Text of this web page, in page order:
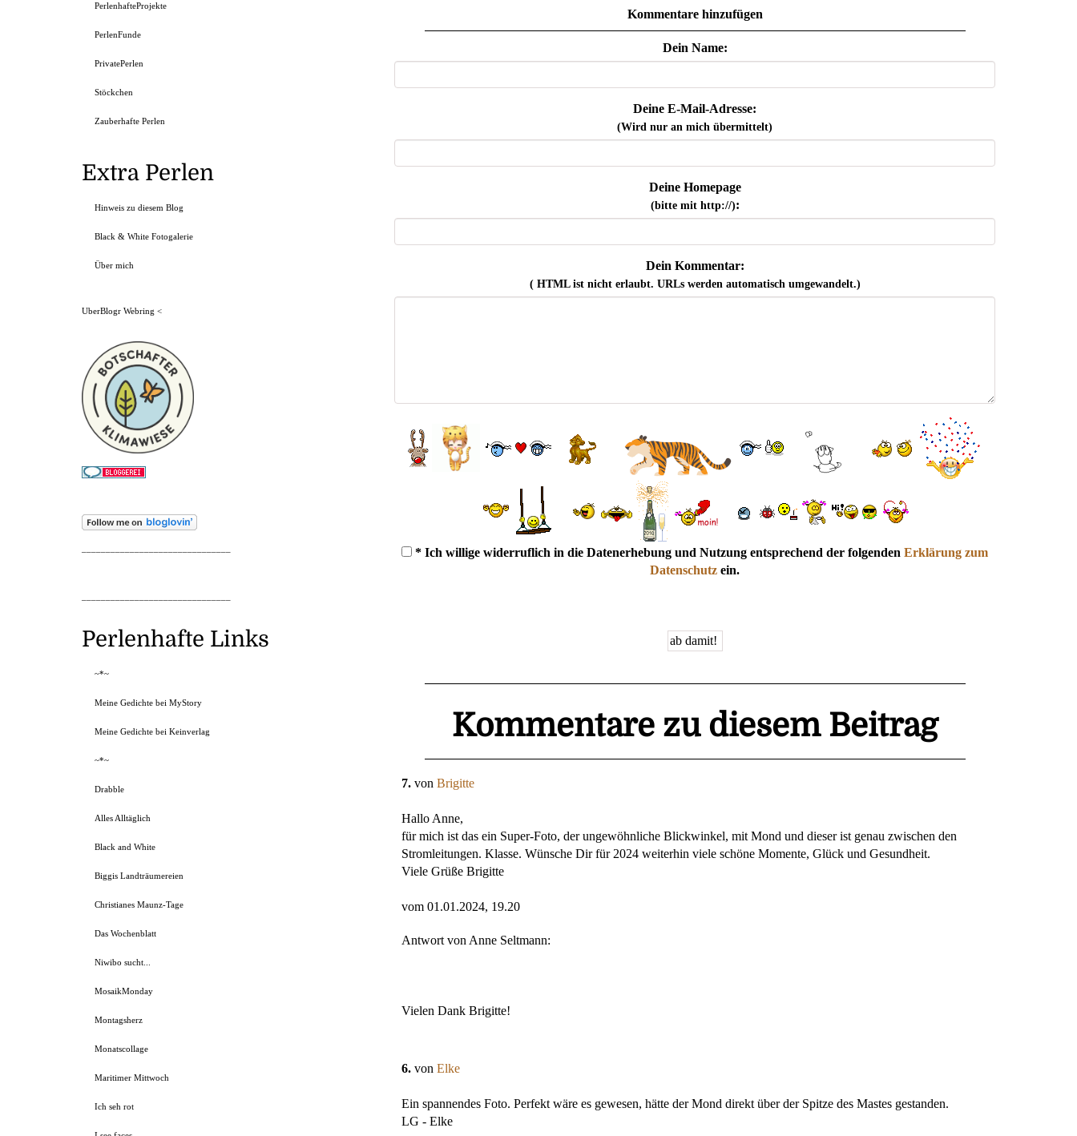
Kommentare hinzufügen
Dein Name:
Deine E-Mail-Adresse:
(Wird nur an mich übermittelt)
Deine Homepage
(bitte mit http://):
Dein Kommentar:
( HTML ist nichterlaubt. URLs werden automatisch umgewandelt.)
* Ich willige widerruflich in die Datenerhebung und Nutzung entsprechend der folgenden Erklärung zum
Datenschutz ein.
Kommentare zu diesem Beitrag
7. von Brigitte
Hallo Anne,
für mich ist das ein Super-Foto, der ungewöhnliche Blickwinkel, mit Mond und dieser ist genau zwischen den
Stromleitungen. Klasse. Wünsche Dir für 2024 weiterhin viele schöne Momente, Glück und Gesundheit.
Viele Grüße Brigitte
vom 01.01.2024, 19.20
Antwort von Anne Seltmann:
Vielen Dank Brigitte!
6. von Elke
Ein spannendes Foto. Perfekt wäre es gewesen, hätte der Mond direkt über der Spitze des Mastes gestanden.
LG - Elke
PerlenhafteProjekte
PerlenFunde
PrivatePerlen
Stöckchen
Zauberhafte Perlen
Extra Perlen
Hinweis zu diesem Blog
Black & White Fotogalerie
Über mich
UberBlogr Webring <
Perlenhafte Links
~*~
Meine Gedichte bei MyStory
Meine Gedichte bei Keinverlag
~*~
Drabble
Alles Alltäglich
Black and White
Biggis Landträumereien
Christianes Maunz-Tage
Das Wochenblatt
Niwibo sucht...
MosaikMonday
Montagsherz
Monatscollage
Maritimer Mittwoch
Ich seh rot